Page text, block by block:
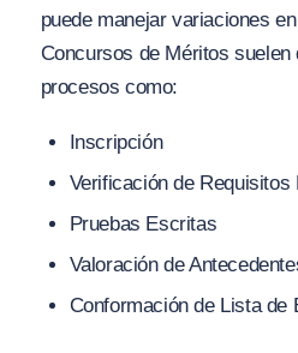
puede manejar variaciones
Concursos de Méritos
procesos como:
Inscripción
Verificación de Requisitos
Pruebas Escritas
Valoración de
Conformación de Lista de